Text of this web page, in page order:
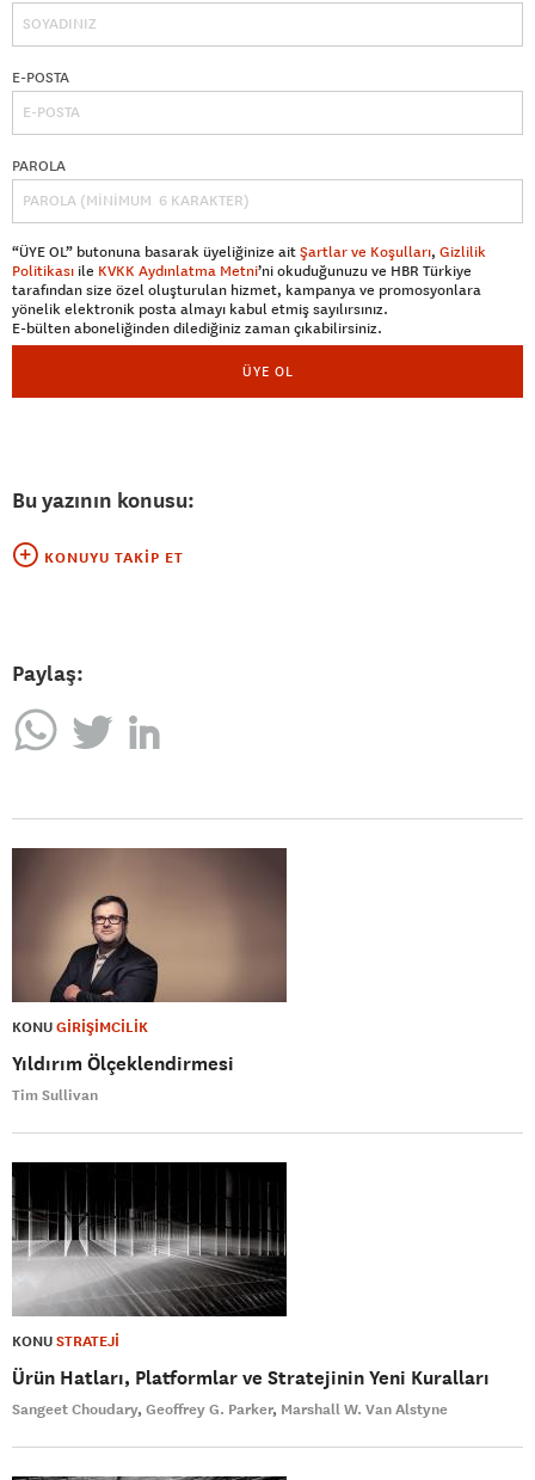
E-POSTA
PAROLA
“ÜYE OL” butonuna basarak üyeliğinize aitŞartlar ve Koşulları, Gizlilik
Politikası ile KVKK Aydınlatma Metni’ni okuduğunuzu ve HBR Türkiye
tarafından size özel oluşturulan hizmet, kampanya ve promosyonlara
yönelik elektronik posta almayı kabul etmiş sayılırsınız.
E-bülten aboneliğinden dilediğiniz zaman çıkabilirsiniz.
ÜYE OL
Bu yazının konusu:
KONUYU TAKIP ET
Paylaş:
KONUGİRİŞİMCİLİK
Yıldırım Ölçeklendirmesi
Tim Sullivan
KONUSTRATEJİ
Ürün Hatları, Platformlar ve Stratejinin Yeni Kuralları
Sangeet Choudary Geoffrey G. Parker Marshall W. Van Alstyne